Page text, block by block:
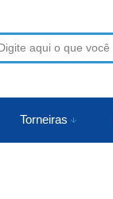
Torneiras